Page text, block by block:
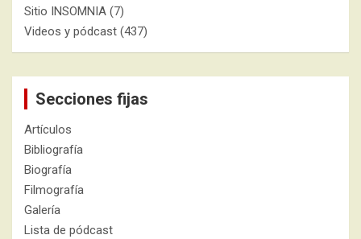
Sitio INSOMNIA (7)
Videos y pódcast (437)
Secciones fijas
Artículos
Bibliografía
Biografía
Filmografía
Galería
Lista de pódcast